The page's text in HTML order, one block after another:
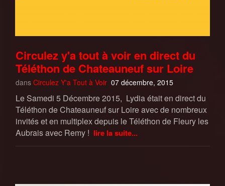
Circulez y'a tout à voir en direct du
Téléthon de Chateauneuf sur Loire
dans Circulez Y'a Tout à Voir 07 décembre, 2015
Le Samedi 5 Décembre 2015, Lydia était en direct du
Téléthon de Chateauneuf sur Loire avec de nombreux
invités et en multiplex depuis le Téléthon de Fleury les
Aubrais avec Remy ! lire la suite...